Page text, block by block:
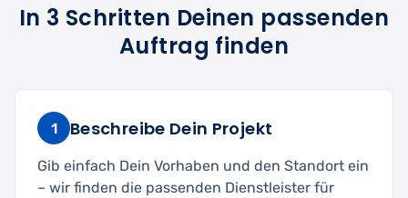
In 3 Schritten Deinen passenden
Auftrag finden
1 Beschreibe Dein Projekt
Gib einfach Dein Vorhaben und den Standort ein
– wir finden die passenden Dienstleister für